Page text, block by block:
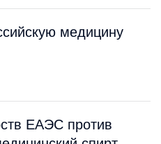
медицину
ЕАЭС против